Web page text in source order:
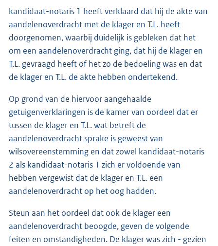
kandidaat-notaris 1 heeft verklaard dat hij de akte van
aandelenoverdracht met de klager en T.L. heeft
doorgenomen, waarbij duidelijk is gebleken dat het
om een aandelenoverdracht ging, dat hij de klager en
T.L. gevraagd heeft of het zo de bedoeling was en dat
de klager en T.L. de akte hebben ondertekend.
Op grond van de hiervoor aangehaalde
getuigenverklaringen is de kamer van oordeel dat er
tussen de klager en T.L. wat betreft de
aandelenoverdracht sprake is geweest van
wilsovereenstemming en dat zowel kandidaat-notaris
2 als kandidaat-notaris 1 zich er voldoende van
hebben vergewist dat de klager en T.L. een
aandelenoverdracht op het oog hadden.
Steun aan het oordeel dat ook de klager een
aandelenoverdracht beoogde, geven de volgende
feiten en omstandigheden. De klager was zich - gezien